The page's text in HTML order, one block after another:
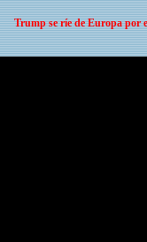
Trump se ríe de Europa por